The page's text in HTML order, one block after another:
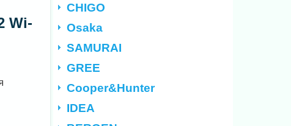
Wi-
CHIGO
Osaka
SAMURAI
GREE
Cooper&Hunter
IDEA